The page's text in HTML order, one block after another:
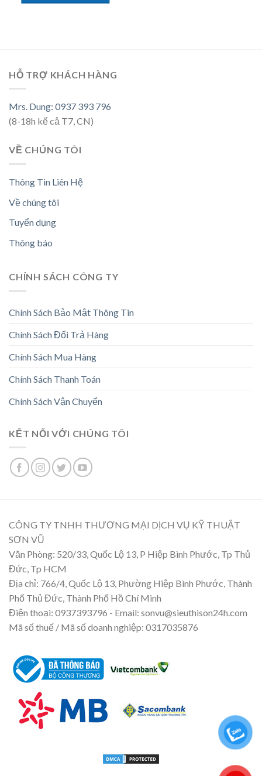
HỖ TRỢ KHÁCH HÀNG
Mrs. Dung: 0937 393 796
(8-18h kể cả T7, CN)
VỀ CHÚNG TÔI
Thông Tin Liên Hệ
Về chúng tôi
Tuyển dụng
Thông báo
CHÍNH SÁCH CÔNG TY
Chính Sách Bảo Mật Thông Tin
Chính Sách Đổi Trả Hàng
Chính Sách Mua Hàng
Chính Sách Thanh Toán
Chính Sách Vận Chuyển
KẾT NỐI VỚI CHÚNG TÔI
CÔNG TY TNHH THƯƠNG MẠI DỊCH VỤ KỸ THUẬT
SƠN VŨ
Văn Phòng: 520/33, Quốc Lộ 13, P Hiệp Bình Phước, Tp Thủ
Đức, Tp HCM
Địa chỉ: 766/4, Quốc Lộ 13, Phường Hiệp Bình Phước, Thành
Phố Thủ Đức, Thành Phố Hồ Chí Minh
Điện thoại: 0937393796 - Email: sonvu@sieuthison24h.com
Mã số thuế / Mã số doanh nghiệp: 0317035876